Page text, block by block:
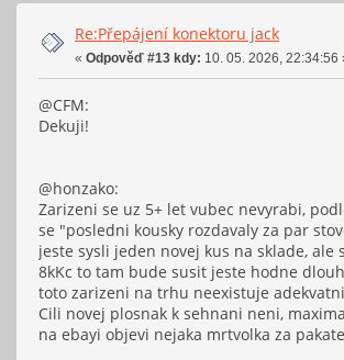
Re:Přepájení konektoru jack
« Odpověď #13 kdy: 10. 05. 2026, 22:34:56
@CFM:
Dekuji!
@honzako:
Zarizeni se uz 5+ let vubec nevyrabi,
se "posledni kousky rozdavaly za par
jeste sysli jeden novej kus na sklade, ale
8kKc to tam bude susit jeste hodne
toto zarizeni na trhu neexistuje
Cili novej plosnak k sehnani neni,
na ebayi objevi nejaka mrtvolka za